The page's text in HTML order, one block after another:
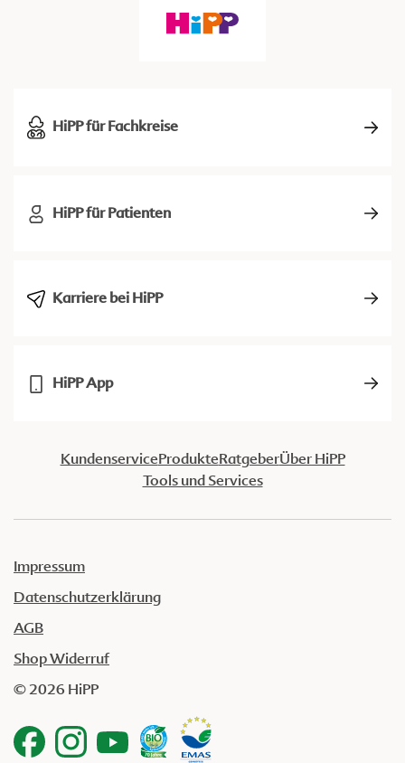
HiPP für Fachkreise
HiPP für Patienten
Karriere bei HiPP
HiPP App
KundenserviceProdukteRatgeberÜber HiPP
Tools und Services
Impressum
Datenschutzerklärung
AGB
Shop Widerruf
© 2026 HiPP